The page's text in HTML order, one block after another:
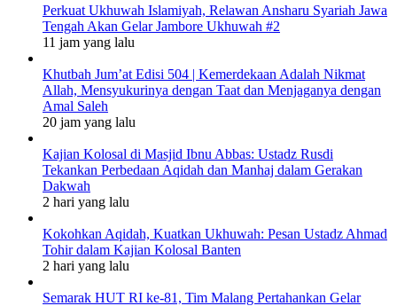
Perkuat Ukhuwah Islamiyah, Relawan Ansharu Syariah Jawa
Tengah Akan Gelar Jambore Ukhuwah #2
11 jam yang lalu
Khutbah Jum’at Edisi 504 | Kemerdekaan Adalah Nikmat
Allah, Mensyukurinya dengan Taat dan Menjaganya dengan
Amal Saleh
20 jam yang lalu
Kajian Kolosal di Masjid Ibnu Abbas: Ustadz Rusdi
Tekankan Perbedaan Aqidah dan Manhaj dalam Gerakan
Dakwah
2 hari yang lalu
Kokohkan Aqidah, Kuatkan Ukhuwah: Pesan Ustadz Ahmad
Tohir dalam Kajian Kolosal Banten
2 hari yang lalu
Semarak HUT RI ke-81, Tim Malang Pertahankan Gelar